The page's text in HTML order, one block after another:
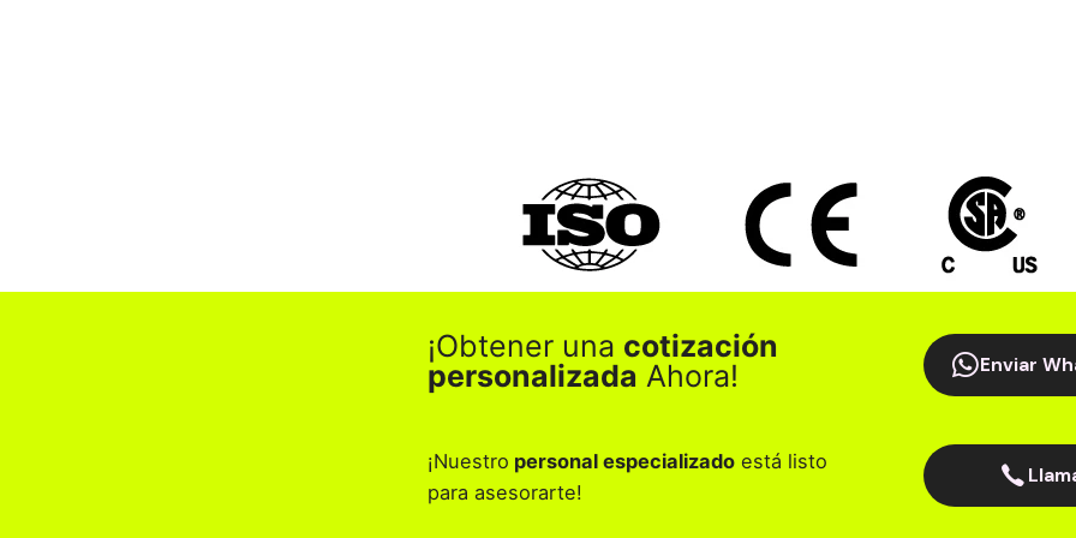
¡Obtener una cotización
personalizada Ahora!
¡Nuestro personal especializado está listo
para asesorarte!
Enviar